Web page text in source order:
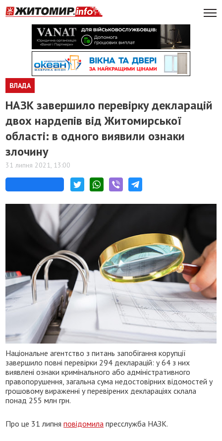
ВЛАДА
НАЗК завершило перевірку декларацій
двох нардепів від Житомирської
області: в одного виявили ознаки
злочину
31 липня 2021, 13:00
Національне агентство з питань запобігання корупції
завершило повні перевірки 294 декларацій: у 64 з них
виявлені ознаки кримінального або адміністративного
правопорушення, загальна сума недостовірних відомостей у
грошовому вираженні у перевірених деклараціях склала
понад 255 млн грн.
Про це 31 липняповідомила пресслужба НАЗК.